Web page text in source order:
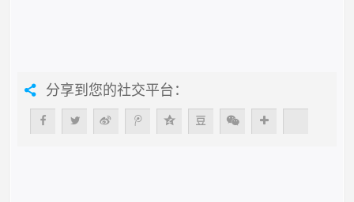
分享到您的社交平台：